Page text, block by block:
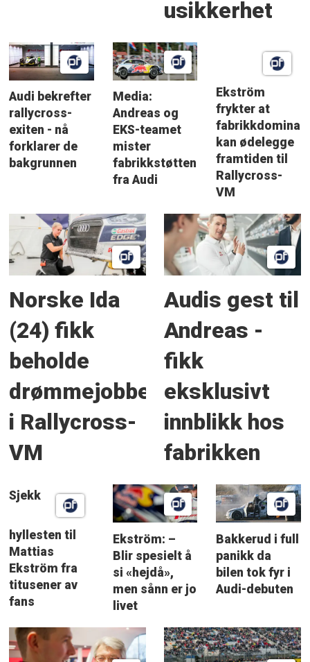
usikkerhet
Audi bekrefter
rallycross-
exiten - nå
forklarer de
bakgrunnen
Media:
Andreas og
EKS-teamet
mister
fabrikkstøtten
fra Audi
Ekström
frykter at
kan ødelegge
framtiden til
Rallycross-
VM
Norske Ida
(24) fikk
beholde
drømmejobben
i Rallycross-
VM
Audis gest til
Andreas -
fikk
eksklusivt
innblikk hos
fabrikken
Sjekk
hyllesten til
Mattias
Ekström fra
titusener av
fans
Ekström: –
Blir spesielt å
si «hejdå»,
men sånn er jo
livet
Bakkerud i full
panikk da
bilen tok fyr i
Audi-debuten